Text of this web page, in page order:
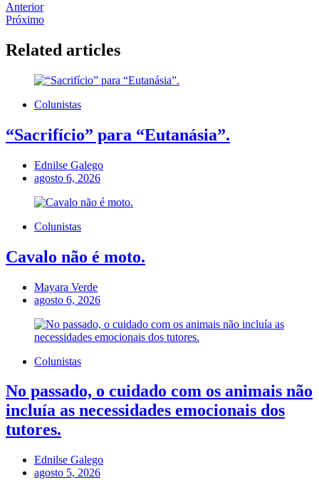
Anterior
Próximo
Related articles
Colunistas
“Sacrifício” para “Eutanásia”.
Ednilse Galego
agosto 6, 2026
Colunistas
Cavalo não é moto.
Mayara Verde
agosto 6, 2026
Colunistas
No passado, o cuidado com os animais não
incluía as necessidades emocionais dos
tutores.
Ednilse Galego
agosto 5, 2026